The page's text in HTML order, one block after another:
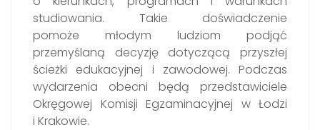
studiowania. Takie doświadczenie
pomoże młodym ludziom podjąć
przemyślaną decyzję dotyczącą przyszłej
ścieżki edukacyjnej i zawodowej. Podczas
wydarzenia obecni będą przedstawiciele
Okręgowej Komisji Egzaminacyjnej w Łodzi
i Krakowie.